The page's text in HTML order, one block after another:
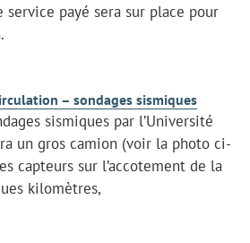
service payé sera sur place pour
– sondages sismiques
sismiques par l’Université
un gros camion (voir la photo ci-
capteurs sur l’accotement de la
kilomètres,